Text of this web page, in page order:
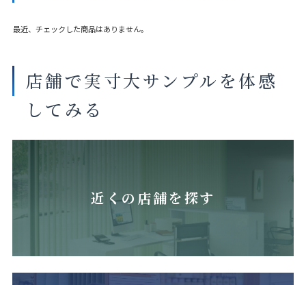
最近、チェックした商品はありません。
店舗で実寸大サンプルを体感
してみる
近くの店舗を探す